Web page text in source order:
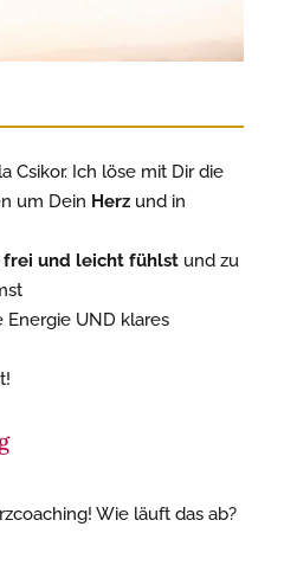
Csikor. Ich löse mit Dir die
um Dein Herzund in
frei und leicht fühlstund zu
Energie UND klares
Wie läuft das ab?